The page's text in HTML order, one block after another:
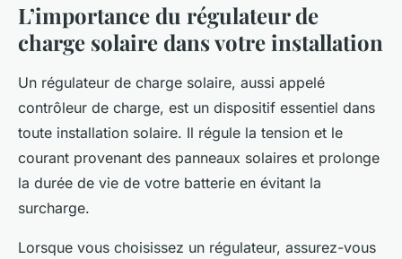
L’importance du régulateur de
charge solaire dans votre installation
Un régulateur de charge solaire, aussi appelé
contrôleur de charge, est un dispositif essentiel dans
toute installation solaire. Il régule la tension et le
courant provenant des panneaux solaires et prolonge
la durée de vie de votre batterie en évitant la
surcharge.
Lorsque vous choisissez un régulateur, assurez-vous